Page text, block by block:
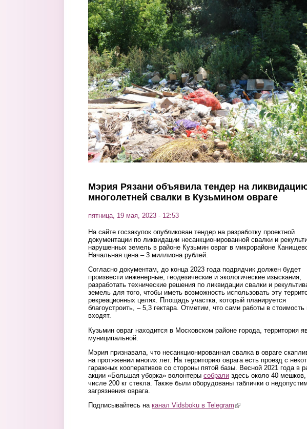
Перейти к основному содержанию
Мэрия Рязани объявила тендер на
многолетней свалки в Кузьмином овраге
пятница, 19 мая, 2023 - 12:53
На сайте госзакупок опубликован тендер на разработку проектной
документации по ликвидации несанкционированной свалки и
нарушенных земель в районе Кузьмин овраг в микрорайоне
Начальная цена – 3 миллиона рублей.
Согласно документам, до конца 2023 года подрядчик должен будет
произвести инженерные, геодезические и экологические изыскания,
разработать технические решения по ликвидации свалки и
земель для того, чтобы иметь возможность использовать эту
рекреационных целях. Площадь участка, который планируется
благоустроить, – 5,3 гектара. Отметим, что сами работы в стоимость
входят.
Кузьмин овраг находится в Московском районе города, территория
муниципальной.
Мэрия признавала, что несанкционированная свалка в овраге
на протяжении многих лет. На территорию оврага есть проезд с
гаражных кооперативов со стороны пятой базы. Весной 2021 года в
акции «Большая уборка» волонтеры собрали здесь около 40
числе 200 кг стекла. Также были оборудованы таблички о
загрязнения оврага.
Подписывайтесь на канал Vidsboku в Telegram (link is external)